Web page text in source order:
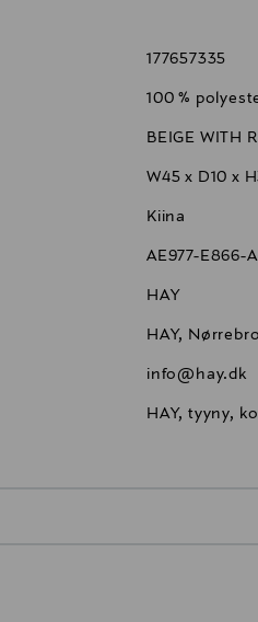
177657335
100 %
BEIGE WITH
W45 x D10 x
Kiina
AE977-E866-
HAY
HAY,
info@hay.dk
HAY, tyyny,